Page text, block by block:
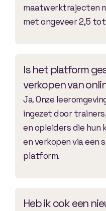
maatwerktrajecten
met ongeveer 2,5
Is het platform
verkopen van
Ja. Onze
ingezet door
en opleiders die hun
en verkopen via een
platform.
Heb ik ook een